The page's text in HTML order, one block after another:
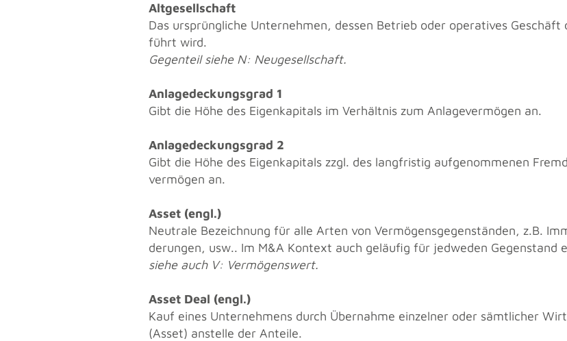
Alt­ge­sell­schaft
Das ur­sprüng­li­che Un­ter­neh­men, des­sen Be­trieb oder ope­ra­ti­ves
führt wird.
Ge­gen­teil siehe N: Neu­ge­sell­schaft.
An­la­ge­de­ckungs­grad 1
Gibt die Höhe des Ei­gen­ka­pi­tals im Ver­hält­nis zum An­la­ge­ver­mö­gen an.
An­la­ge­de­ckungs­grad 2
Gibt die Höhe des Ei­gen­ka­pi­tals zzgl. des lang­fris­tig auf­ge­nom­me­nen
ver­mö­gen an.
Asset (engl.)
Neu­tra­le Be­zeich­nung für alle Arten von Ver­mö­gens­ge­gen­stän­den, z.B.
de­run­gen, usw.. Im M&A Kon­text auch ge­läu­fig für jed­we­den Ge­gen­stand
siehe auch V: Ver­mö­gens­wert.
Asset Deal (engl.)
Kauf eines Un­ter­neh­mens durch Über­nah­me ein­zel­ner oder sämt­li­cher
(Asset) an­stel­le der An­tei­le.